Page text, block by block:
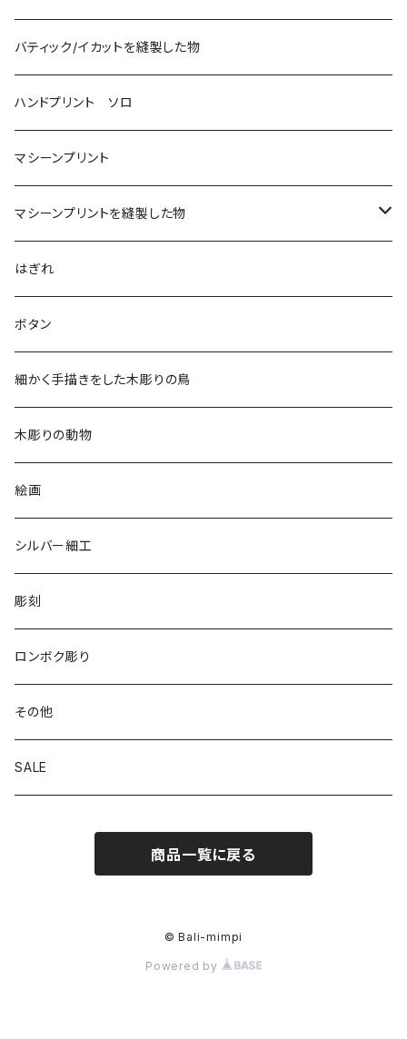
バティック/イカットを縫製した物
ハンドプリント ソロ
マシーンプリント
マシーンプリントを縫製した物
アロハシャツ
2018
2019
ドレスシャツ
チュニック
リバーシブル 帽子
リバーシブル エコバッグ
はぎれ
ボタン
細かく手描きをした木彫りの鳥
木彫りの動物
絵画
シルバー細工
彫刻
ロンボク彫り
その他
SALE
商品一覧に戻る
© Bali-mimpi
Powered by